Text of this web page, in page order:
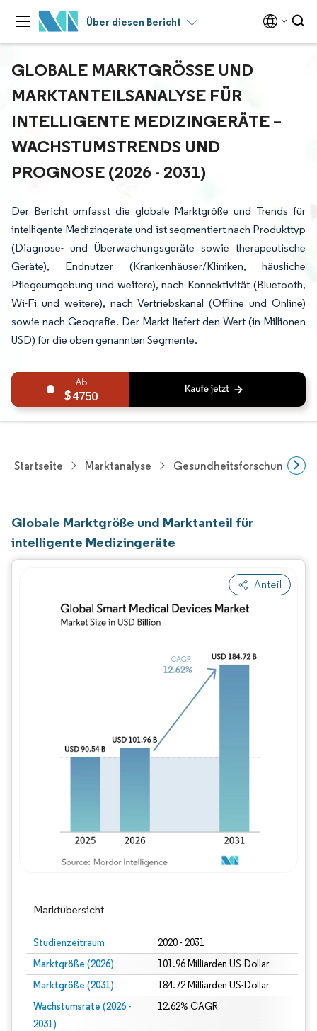
Über diesen Bericht
GLOBALE MARKTGRÖSSE UND M
ARKTANTEILSANALYSE FÜR I
NTELLIGENTE MEDIZINGERÄTE – W
ACHSTUMSTRENDS UND P
ROGNOSE (2026 - 2031)
Der Bericht umfasst die globale Marktgröße und Trends für
intelligente Medizingeräte und ist segmentiert nach Produkttyp
(Diagnose- und Überwachungsgeräte sowie therapeutische
Geräte), Endnutzer (Krankenhäuser/Kliniken, häusliche
Pflegeumgebung und weitere), nach Konnektivität (Bluetooth,
Wi-Fi und weitere), nach Vertriebskanal (Offline und Online)
sowie nach Geografie. Der Markt liefert den Wert (in Millionen
USD) für die oben genannten Segmente.
4750
Startseite Marktanalyse Gesundheitsforschung
Globale Marktgröße und Marktanteil für
intelligente Medizingeräte
Anteil
Marktübersicht
Studienzeitraum 2020 - 2031
Marktgröße (2026) 101.96 Milliarden US-Dollar
Marktgröße (2031) 184.72 Milliarden US-Dollar
Wachstumsrate (2026 -
2031)
12.62% CAGR
Bild © Mordor Intelligence.